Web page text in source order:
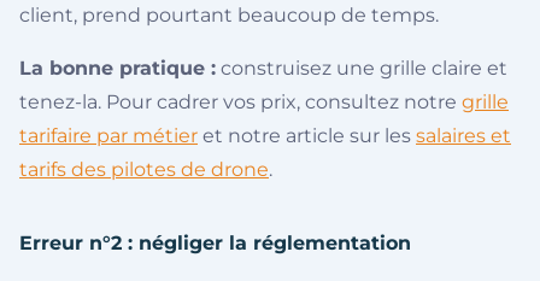
client, prend pourtant beaucoup de temps.
La bonne pratique : construisez une grille claire et
tenez-la. Pour cadrer vos prix, consultez notre grille
tarifaire par métier et notre article sur les salaires et
tarifs des pilotes de drone.
Erreur n°2 : négliger la réglementation